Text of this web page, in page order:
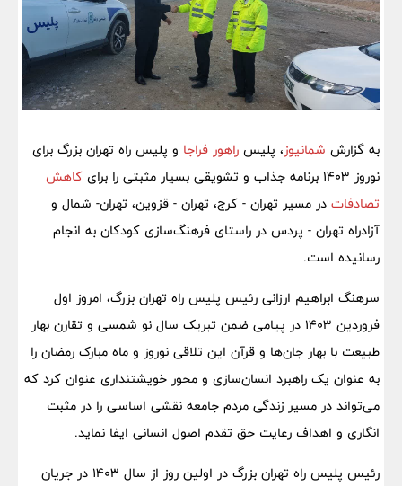
به گزارش شمانیوز، پلیس راهور فراجا و پلیس راه تهران بزرگ برای
نوروز ۱۴۰۳ برنامه‌ جذاب و تشویقی بسیار مثبتی را برای
کاهش
تصادفات در مسیر تهران - کرج، تهران - قزوین، تهران- شمال و
آزادراه تهران - پردس در راستای فرهنگ‌سازی کودکان به انجام
رسانیده است.
سرهنگ ابراهیم ارزانی رئیس پلیس راه تهران بزرگ، امروز اول
فروردین ۱۴۰۳ در پیامی ضمن تبریک سال نو شمسی و تقارن بهار
طبیعت با بهار جان‌ها و قرآن این تلاقی نوروز و ماه مبارک رمضان را
به عنوان یک راهبرد انسان‌سازی و محور خویشتنداری عنوان کرد که
می‌تواند در مسیر زندگی مردم جامعه نقشی اساسی را در مثبت
انگاری و اهداف رعایت حق تقدم اصول انسانی ایفا نماید.
رئیس پلیس راه تهران بزرگ در اولین روز از سال ۱۴۰۳ در جریان